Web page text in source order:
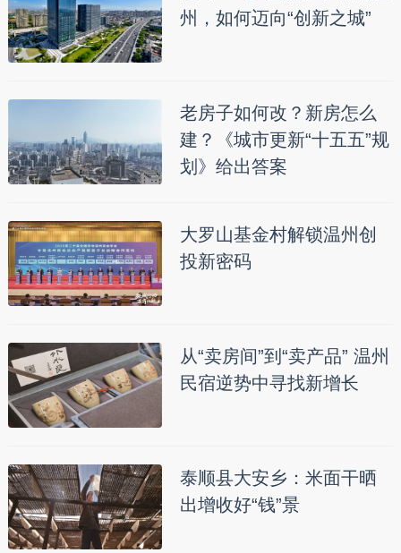
州，如何迈向“创新之城”
老房子如何改？新房怎么
建？《城市更新“十五五”规
划》给出答案
大罗山基金村解锁温州创
投新密码
从“卖房间”到“卖产品” 温州
民宿逆势中寻找新增长
泰顺县大安乡：米面干晒
出增收好“钱”景